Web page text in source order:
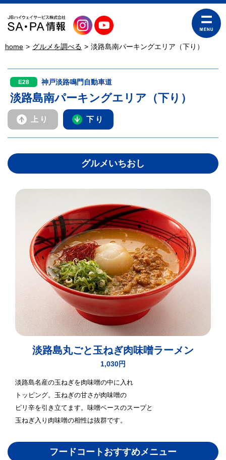
home グルメを調べる 淡路島南パーキングエリア（下り）
E28 神戸淡路鳴門自動車道
淡路島南パーキングエリア（下り）
上り 下り
グルメいちおし
淡路島丸ごと玉ねぎ肉味噌ラーメン
1,030円
淡路島名産の玉ねぎを肉味噌の中に入れ
トッピング。玉ねぎの甘さが肉味噌の
ピリ辛を引き立てます。味噌ベースのスープと
玉ねぎ入り肉味噌の相性は抜群です。
フードコートおすすめメニュー